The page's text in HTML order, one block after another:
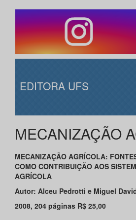
EDITORA UFS
MECANIZAÇÃO
MECANIZAÇÃO AGRÍCOLA:
COMO CONTRIBUIÇÃO AOS
AGRÍCOLA
Autor: Alceu Pedrotti e Miguel
2008, 204 páginas R$ 25,00